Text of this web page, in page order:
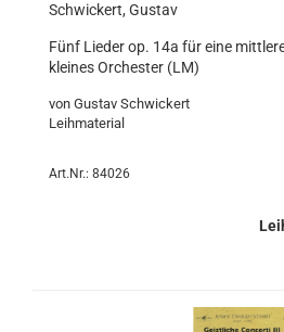
Schwickert, Gustav
Fünf Lieder op. 14a für eine
kleines Orchester (LM)
von Gustav Schwickert
Leihmaterial
Art.Nr.: 84026